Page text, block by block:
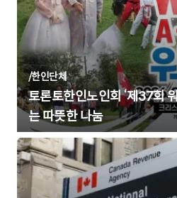
/한인단체
토론토한인노인회 ‘제37회
는 따뜻한 나눔